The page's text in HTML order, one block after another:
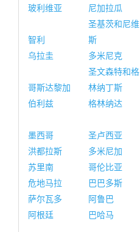
玻利维亚
尼加拉瓜
智利
圣基茨和尼维
斯
乌拉圭
多米尼克
哥斯达黎加
圣文森特和格
林纳丁斯
伯利兹
格林纳达
墨西哥 圣卢西亚
洪都拉斯
多米尼加
苏里南
哥伦比亚
危地马拉
巴巴多斯
萨尔瓦多
阿鲁巴
阿根廷
巴哈马